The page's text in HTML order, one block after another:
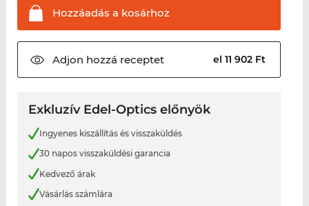
Hozzáadás a kosárhoz
Adjon hozzá receptet el 11 902 Ft
Exkluzív Edel-Optics előnyök
Ingyenes kiszállítás és visszaküldés
30 napos visszaküldési garancia
Kedvező árak
Vásárlás számlára